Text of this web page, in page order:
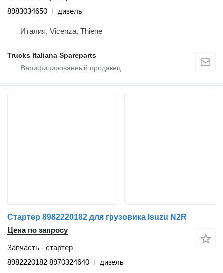
8983034650
дизель
Италия, Vicenza, Thiene
Trucks Italiana Spareparts
Стартер 8982220182 для грузовика Isuzu N2R
Цена по запросу
Запчасть - стартер
8982220182 8970324640
дизель